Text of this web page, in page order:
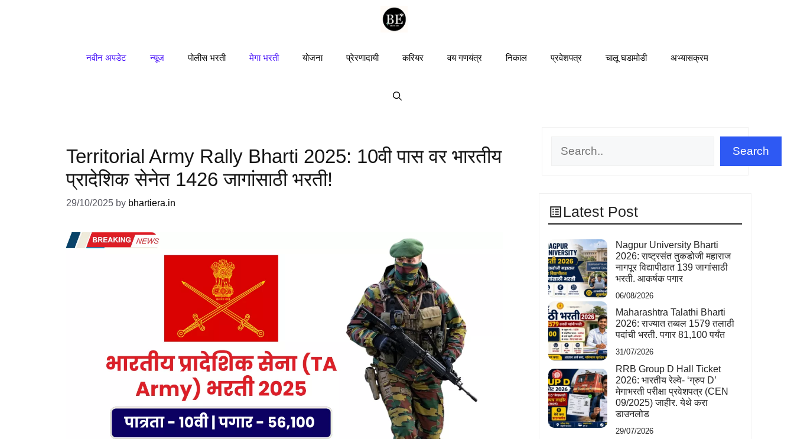
नवीन अपडेट न्यूज पोलीस भरती मेगा भरती योजना प्रेरणादायी करियर वय गणयंत्र निकाल प्रवेशपत्र चालू घडामोडी अभ्यासक्रम
Territorial Army Rally Bharti 2025: 10वी पास वर भारतीय
प्रादेशिक सेनेत 1426 जागांसाठी भरती!
29/10/2025 by bhartiera.in
Search
Latest Post
Nagpur University Bharti
2026: राष्ट्रसंत तुकडोजी महाराज
नागपूर विद्यापीठात 139 जागांसाठी
भरती. आकर्षक पगार
06/08/2026
Maharashtra Talathi Bharti
2026: राज्यात तब्बल 1579 तलाठी
पदांची भरती. पगार 81,100 पर्यंत
31/07/2026
RRB Group D Hall Ticket
2026: भारतीय रेल्वे- ‘ग्रुप D’
मेगाभरती परीक्षा प्रवेशपत्र (CEN
09/2025) जाहीर. येथे करा
डाउनलोड
29/07/2026